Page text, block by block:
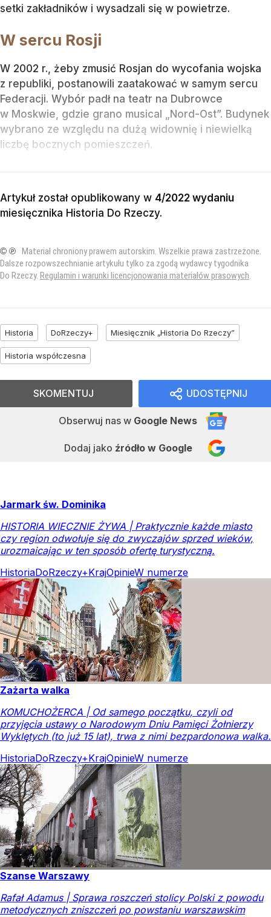
setki zakładników i wysadzali się w powietrze.
W sercu Rosji
W 2002 r., żeby zmusić Rosjan do wycofania wojska
z republiki, postanowili zaatakować w samym sercu
Federacji. Wybór padł na teatr na Dubrowce
w Moskwie, gdzie grano musical „Nord-Ost”. Budynek
wybrano ze względu na dużą widownię i niewielką
liczbę bocznych pomieszczeń.
Artykuł został opublikowany w 4/2022 wydaniu
miesięcznika Historia Do Rzeczy.
© ℗
Materiał chroniony prawem autorskim. Wszelkie prawa zastrzeżone.
Dalsze rozpowszechnianie artykułu tylko za zgodą wydawcy tygodnika
Do Rzeczy. Regulamin i warunki licencjonowania materiałów prasowych.
Historia DoRzeczy+ Miesięcznik „Historia Do Rzeczy”
Historia współczesna
UDOSTĘPNIJ
Obserwuj nas w Google News
Dodaj jako źródło w Google
SKOMENTUJ
Jarmark św. Dominika
HISTORIA WIECZNIE ŻYWA | Praktycznie każde miasto
czy region odwołuje się do zwyczajów sprzed wieków,
urozmaicając w ten sposób ofertę turystyczną.
HistoriaDoRzeczy+KrajOpinieW numerze
Zażarta walka
KOMUCHOŻERCA | Od samego początku, czyli od
przyjęcia ustawy o Narodowym Dniu Pamięci Żołnierzy
Wyklętych (to już 15 lat), trwa z nimi bezpardonowa walka.
HistoriaDoRzeczy+KrajOpinieW numerze
Szanse Warszawy
Rafał Adamus | Sprawa roszczeń stolicy Polski z powodu
metodycznych zniszczeń po powstaniu warszawskim